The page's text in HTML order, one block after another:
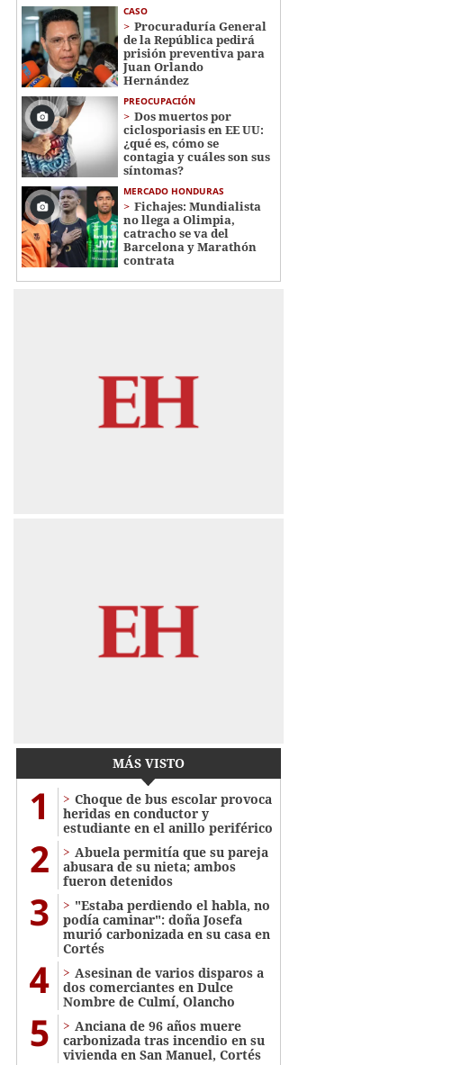
CASO
Procuraduría General
de la República pedirá
prisión preventiva para
Juan Orlando
Hernández
PREOCUPACIÓN
Dos muertos por
ciclosporiasis en EE UU:
¿qué es, cómo se
contagia y cuáles son sus
síntomas?
MERCADO HONDURAS
Fichajes: Mundialista
no llega a Olimpia,
catracho se va del
Barcelona y Marathón
contrata
MÁS VISTO
1
Choque de bus escolar provoca
heridas en conductor y
estudiante en el anillo periférico
2
Abuela permitía que su pareja
abusara de su nieta; ambos
fueron detenidos
3
"Estaba perdiendo el habla, no
podía caminar": doña Josefa
murió carbonizada en su casa en
Cortés
4
Asesinan de varios disparos a
dos comerciantes en Dulce
Nombre de Culmí, Olancho
5
Anciana de 96 años muere
carbonizada tras incendio en su
vivienda en San Manuel, Cortés